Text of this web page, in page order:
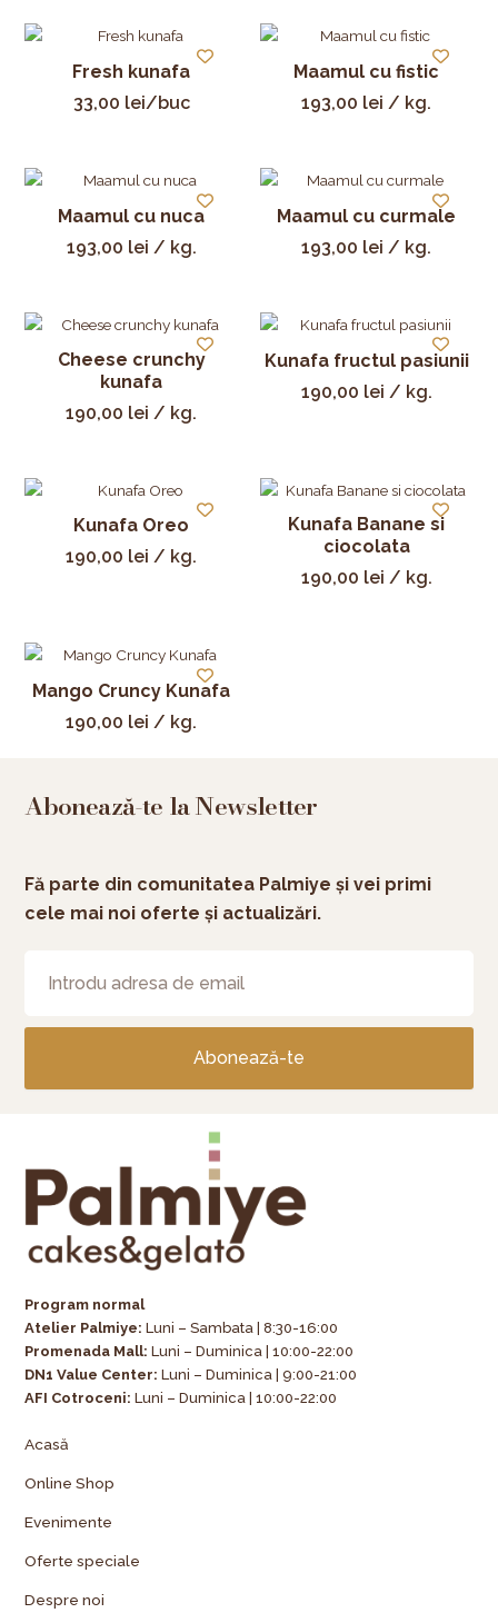
Fresh kunafa
33,00 lei/buc
Maamul cu fistic
193,00 lei / kg.
Maamul cu nuca
193,00 lei / kg.
Maamul cu curmale
193,00 lei / kg.
Cheese crunchy
kunafa
190,00 lei / kg.
Kunafa fructul pasiunii
190,00 lei / kg.
Kunafa Oreo
190,00 lei / kg.
Kunafa Banane si
ciocolata
190,00 lei / kg.
Mango Cruncy Kunafa
190,00 lei / kg.
Abonează-te la Newsletter
Fă parte din comunitatea Palmiye și vei primi
cele mai noi oferte și actualizări.
Abonează-te
Program normal
Atelier Palmiye: Luni – Sambata | 8:30-16:00
Promenada Mall: Luni – Duminica | 10:00-22:00
DN1 Value Center: Luni – Duminica | 9:00-21:00
AFI Cotroceni: Luni – Duminica | 10:00-22:00
Acasă
Online Shop
Evenimente
Oferte speciale
Despre noi